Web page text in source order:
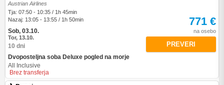
Austrian Airlines
Tja: 07:50 - 10:35 / 1h 45min
Nazaj: 13:05 - 13:55 / 1h 50min
Sob, 03.10.
Tor, 13.10.
10 dni
Dvoposteljna soba Deluxe pogled na morje
All Inclusive
Brez transferja
771 €
na osebo
PREVERI